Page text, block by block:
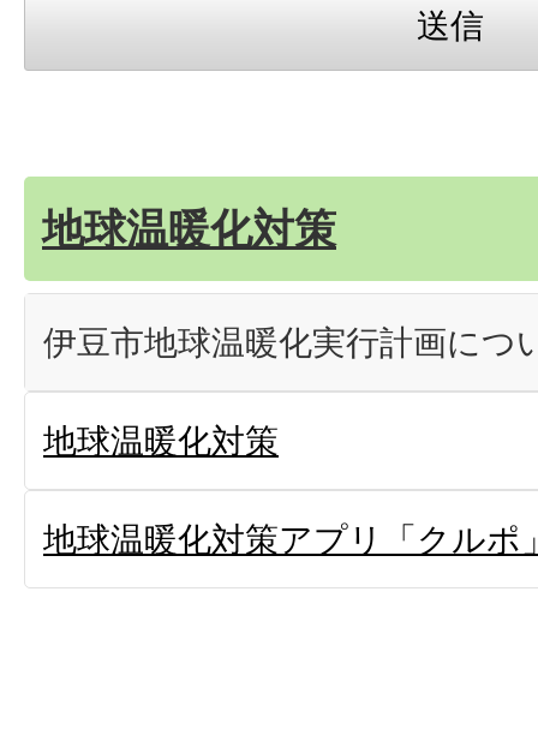
地球温暖化対策
伊豆市地球温暖化実行計画につ
地球温暖化対策
地球温暖化対策アプリ「クルポ